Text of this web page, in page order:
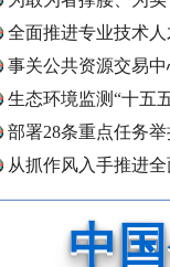
全面推进专业技术
事关公共资源交易
生态环境监测“十五
部署28条重点任务
从抓作风入手推进
中
中
红船起航处